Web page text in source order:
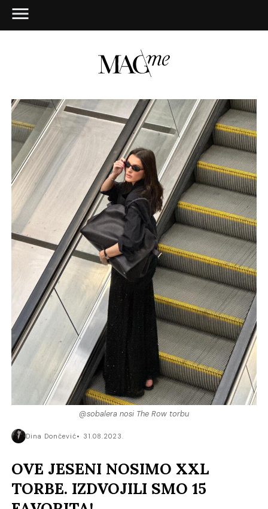
@sobalera nosi The Row torbu
Dina Dončević 31.08.2023.
OVE JESENI NOSIMO XXL
TORBE. IZDVOJILI SMO 15